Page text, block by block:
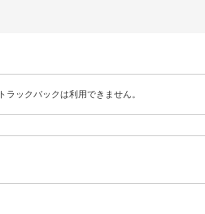
トラックバックは利用できません。